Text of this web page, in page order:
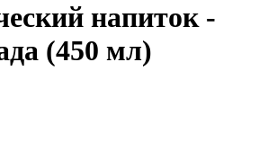
напиток -
(450 мл)